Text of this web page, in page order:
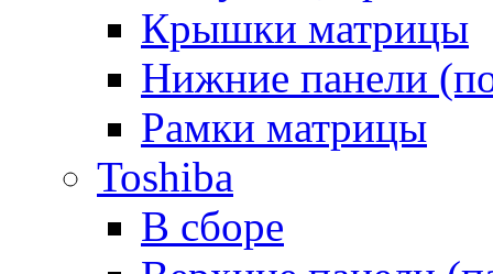
Крышки матрицы
Нижние панели
Рамки матрицы
Toshiba
В сборе